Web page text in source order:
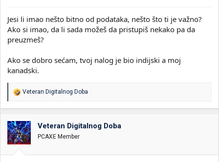
Jesi li imao nešto bitno od podataka, nešto što ti je važno?
Ako si imao, da li sada možeš da pristupiš nekako pa da
preuzmeš?
Ako se dobro sećam, tvoj nalog je bio indijski a moj
kanadski.
R
a
o
v
a
n
Veteran Digitalnog Doba
Veteran Digitalnog Doba
PCAXE Member